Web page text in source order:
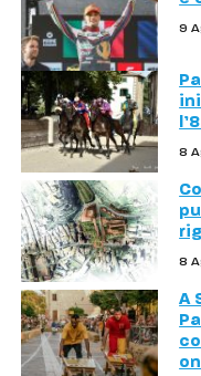
9
8
8
A